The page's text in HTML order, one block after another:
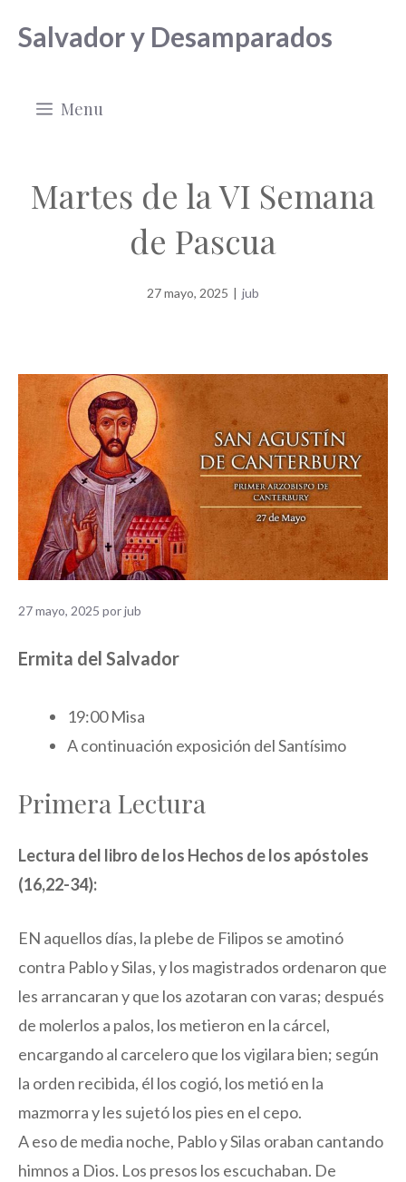
Salvador y Desamparados
Menu
Martes de la VI Semana
de Pascua
27 mayo, 2025 | jub
27 mayo, 2025 porjub
Ermita del Salvador
19:00 Misa
A continuación exposición del Santísimo
Primera Lectura
Lectura del libro de los Hechos de los apóstoles
(16,22-34):
EN aquellos días, la plebe de Filipos se amotinó
contra Pablo y Silas, y los magistrados ordenaron que
les arrancaran y que los azotaran con varas; después
de molerlos a palos, los metieron en la cárcel,
encargando al carcelero que los vigilara bien; según
la orden recibida, él los cogió, los metió en la
mazmorra y les sujetó los pies en el cepo.
A eso de media noche, Pablo y Silas oraban cantando
himnos a Dios. Los presos los escuchaban. De